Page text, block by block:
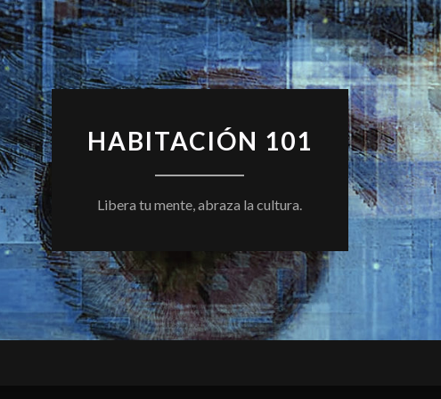
HABITACIÓN 101
Libera tu mente, abraza la cultura.